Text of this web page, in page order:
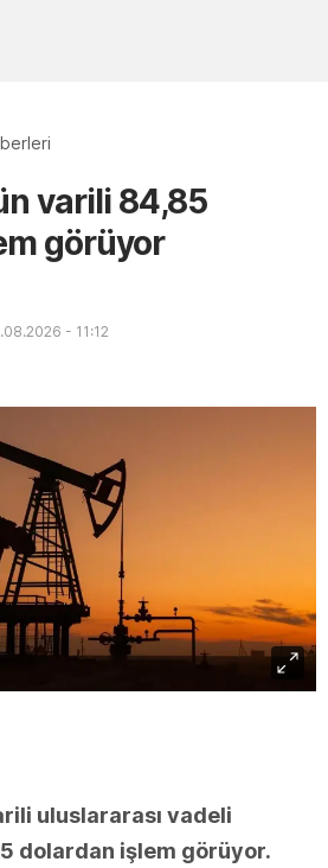
varili 84,85
görüyor
- 11:12
uluslararası vadeli
dolardan işlem görüyor.